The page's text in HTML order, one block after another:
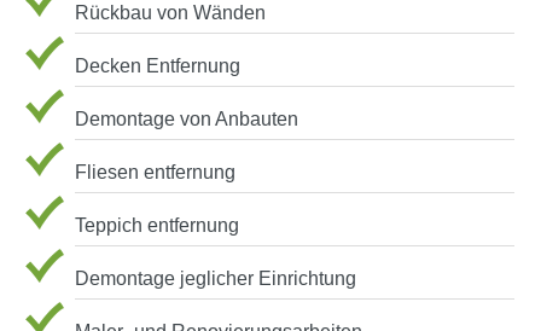
Rückbau von Wänden
Decken Entfernung
Demontage von Anbauten
Fliesen entfernung
Teppich entfernung
Demontage jeglicher Einrichtung